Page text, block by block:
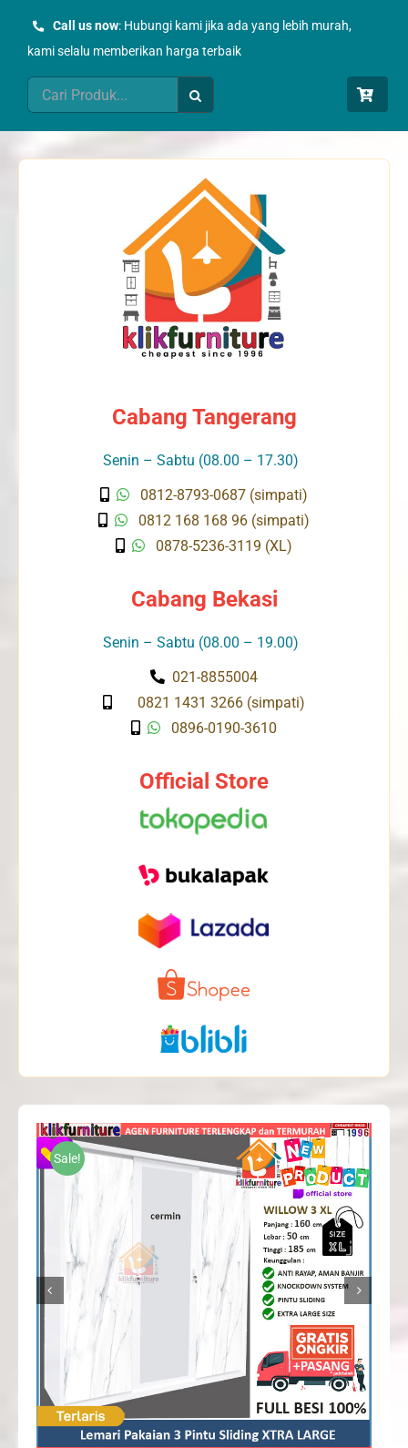
Call us now: Hubungi kami jika ada yang lebih murah,
kami selalu memberikan harga terbaik
Search
for:
Cabang Tangerang
Senin – Sabtu (08.00 – 17.30)
0812-8793-0687 (simpati)
0812 168 168 96 (simpati)
0878-5236-3119 (XL)
Cabang Bekasi
Senin – Sabtu (08.00 – 19.00)
021-8855004
0821 1431 3266 (simpati)
0896-0190-3610
Official Store
Sale!
 